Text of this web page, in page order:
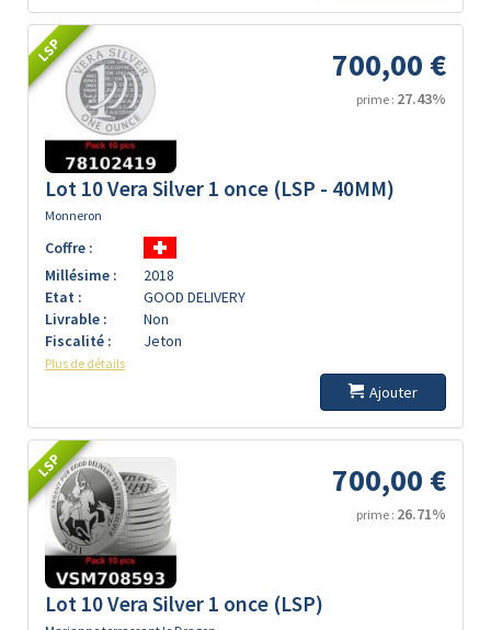
LSP 700,00 €
prime : 27.43%
Lot 10 Vera Silver 1 once (LSP - 40MM)
Monneron
Coffre :
Millésime :
2018
Etat :
GOOD DELIVERY
Livrable :
Non
Fiscalité :
Jeton
Plus de détails
Ajouter
LSP 700,00 €
prime : 26.71%
Lot 10 Vera Silver 1 once (LSP)